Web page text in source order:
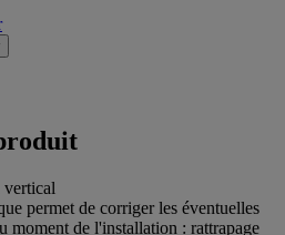
permet de corriger les éventuelles
moment de l'installation : rattrapage